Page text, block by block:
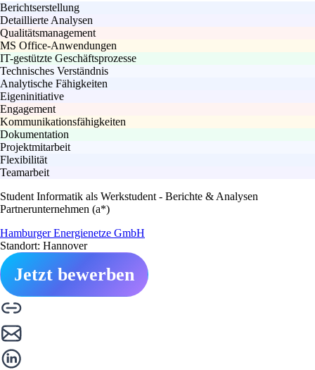
Berichtserstellung
Detaillierte Analysen
Qualitätsmanagement
MS Office-Anwendungen
IT-gestützte Geschäftsprozesse
Technisches Verständnis
Analytische Fähigkeiten
Eigeninitiative
Engagement
Kommunikationsfähigkeiten
Dokumentation
Projektmitarbeit
Flexibilität
Teamarbeit
Student Informatik als Werkstudent - Berichte & Analysen
Partnerunternehmen (a*)
Hamburger Energienetze GmbH
Standort: Hannover
Jetzt bewerben